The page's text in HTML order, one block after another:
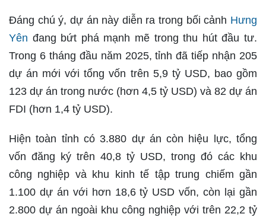
Đáng chú ý, dự án này diễn ra trong bối cảnh Hưng
Yên đang bứt phá mạnh mẽ trong thu hút đầu tư.
Trong 6 tháng đầu năm 2025, tỉnh đã tiếp nhận 205
dự án mới với tổng vốn trên 5,9 tỷ USD, bao gồm
123 dự án trong nước (hơn 4,5 tỷ USD) và 82 dự án
FDI (hơn 1,4 tỷ USD).
Hiện toàn tỉnh có 3.880 dự án còn hiệu lực, tổng
vốn đăng ký trên 40,8 tỷ USD, trong đó các khu
công nghiệp và khu kinh tế tập trung chiếm gần
1.100 dự án với hơn 18,6 tỷ USD vốn, còn lại gần
2.800 dự án ngoài khu công nghiệp với trên 22,2 tỷ